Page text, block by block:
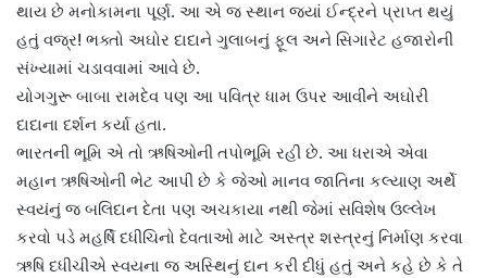
થાય છે મનોકામના પૂર્ણ. આ એ જ સ્થાન જ્યાં ઈન્દ્રને પ્રાપ્ત થયું
હતું વજ્ર! ભક્તો અઘોર દાદાને ગુલાબનું ફૂલ અને સિગારેટ હજારોની
સંખ્યામાં ચડાવવામાં આવે છે.
યોગગુરૂ બાબા રામદેવ પણ આ પવિત્ર ધામ ઉપર આવીને અઘોરી
દાદાના દર્શન કર્યા હતા.
ભારતની ભૂમિ એ તો ઋષિઓની તપોભૂમિ રહી છે. આ ધરાએ એવા
મહાન ઋષિઓની ભેટ આપી છે કે જેઓ માનવ જાતિના કલ્યાણ અર્થે
સ્વયંનું જ બલિદાન દેતા પણ અચકાયા નથી જેમાં સવિશેષ ઉલ્લેખ
કરવો પડે મહર્ષિ દધીચિનો દેવતાઓ માટે અસ્ત્ર શસ્ત્રનું નિર્માણ કરવા
ઋષિ દધીચીએ સ્વયના જ અસ્થિનું દાન કરી દીધું હતું અને કહે છે કે તે